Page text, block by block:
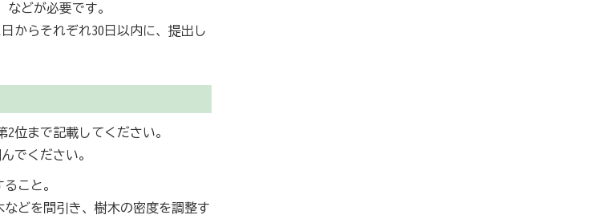
どが必要です。
からそれぞれ30日以内に、提出し
位まで記載してください。
でください。
こと。
どを間引き、樹木の密度を調整す